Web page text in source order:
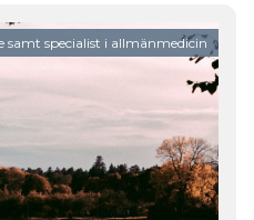
samt specialist i allmänmedicin